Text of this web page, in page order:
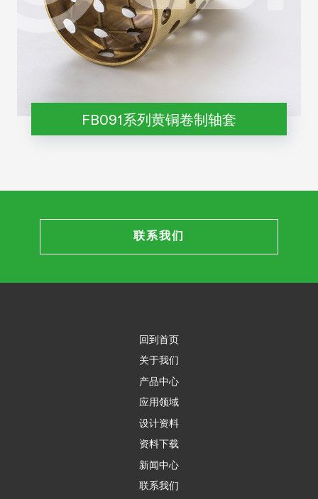
FB091系列黄铜卷制轴套
联系我们
回到首页
关于我们
产品中心
应用领域
设计资料
资料下载
新闻中心
联系我们